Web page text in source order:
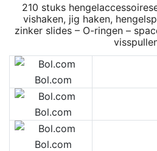
210 stuks
vishaken, jig haken,
zinker slides – O-ringen –
Bol.com
Bol.com
Bol.com